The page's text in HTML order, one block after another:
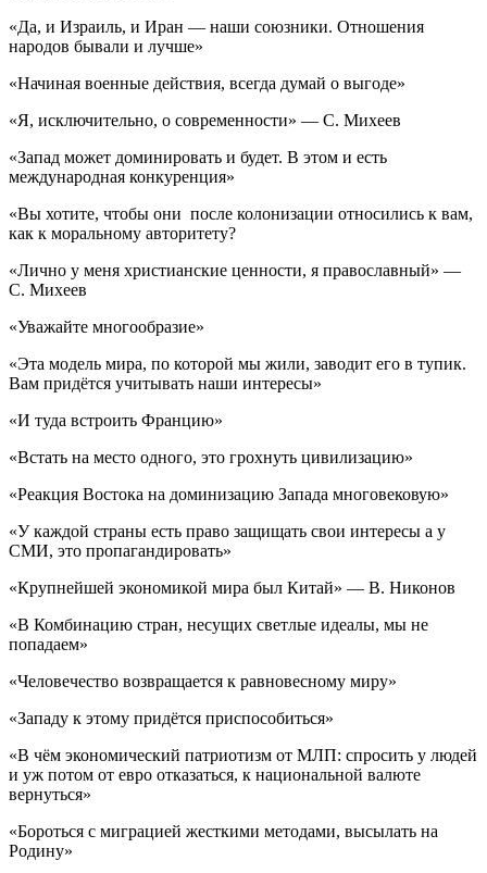
«Да, и Израиль, и Иран — наши союзники. Отношения
народов бывали и лучше»
«Начиная военные действия, всегда думай о выгоде»
«Я, исключительно, о современности» — С. Михеев
«Запад может доминировать и будет. В этом и есть
международная конкуренция»
«Вы хотите, чтобы они после колонизации относились к вам,
как к моральному авторитету?
«Лично у меня христианские ценности, я православный» —
С. Михеев
«Уважайте многообразие»
«Эта модель мира, по которой мы жили, заводит его в тупик.
Вам придётся учитывать наши интересы»
«И туда встроить Францию»
«Встать на место одного, это грохнуть цивилизацию»
«Реакция Востока на доминизацию Запада многовековую»
«У каждой страны есть право защищать свои интересы а у
СМИ, это пропагандировать»
«Крупнейшей экономикой мира был Китай» — В. Никонов
«В Комбинацию стран, несущих светлые идеалы, мы не
попадаем»
«Человечество возвращается к равновесному миру»
«Западу к этому придётся приспособиться»
«В чём экономический патриотизм от МЛП: спросить у людей
и уж потом от евро отказаться, к национальной валюте
вернуться»
«Бороться с миграцией жесткими методами, высылать на
Родину»